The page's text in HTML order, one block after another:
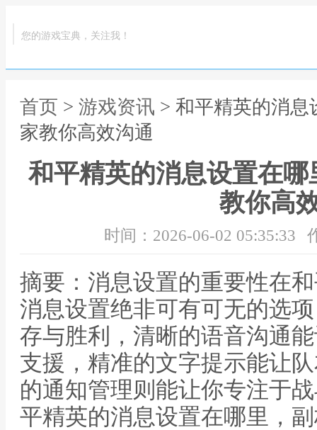
您的游戏宝典，关注我！
首页 > 游戏资讯 > 和平精英的消
家教你高效沟通
和平精英的消息设置在
教你高
时间：2026-06-02 05:35:33
摘要：消息设置的重要性在
消息设置绝非可有可无的选
存与胜利，清晰的语音沟通
支援，精准的文字提示能让
的通知管理则能让你专注于
平精英的消息设置在哪里，